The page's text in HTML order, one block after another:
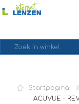
INLOGGEN
Startpagina
ACUVUE -